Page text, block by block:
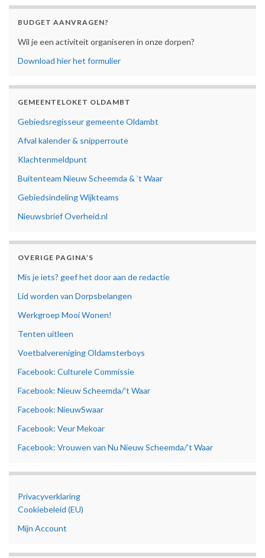
BUDGET AANVRAGEN?
Wil je een activiteit organiseren in onze dorpen?
Download hier het formulier
GEMEENTELOKET OLDAMBT
Gebiedsregisseur gemeente Oldambt
Afval kalender & snipperroute
Klachtenmeldpunt
Buitenteam Nieuw Scheemda & ’t Waar
Gebiedsindeling Wijkteams
Nieuwsbrief Overheid.nl
OVERIGE PAGINA’S
Mis je iets? geef het door aan de redactie
Lid worden van Dorpsbelangen
Werkgroep Mooi Wonen!
Tenten uitleen
Voetbalvereniging Oldamsterboys
Facebook: Culturele Commissie
Facebook: Nieuw Scheemda/’t Waar
Facebook: NieuwSwaar
Facebook: Veur Mekoar
Facebook: Vrouwen van Nu Nieuw Scheemda/’t Waar
Privacyverklaring
Cookiebeleid (EU)
Mijn Account